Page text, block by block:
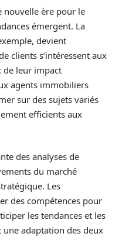
nouvelle ère pour le
émergent. La
devient
clients s’intéressent aux
de leur impact
agents immobiliers
sur des sujets variés
efficients aux
des analyses de
du marché
Les
des compétences pour
les tendances et les
une adaptation des deux